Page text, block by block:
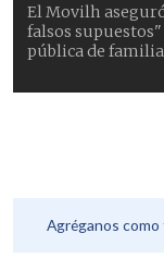
El Movilh
falsos
pública de
Agréganos